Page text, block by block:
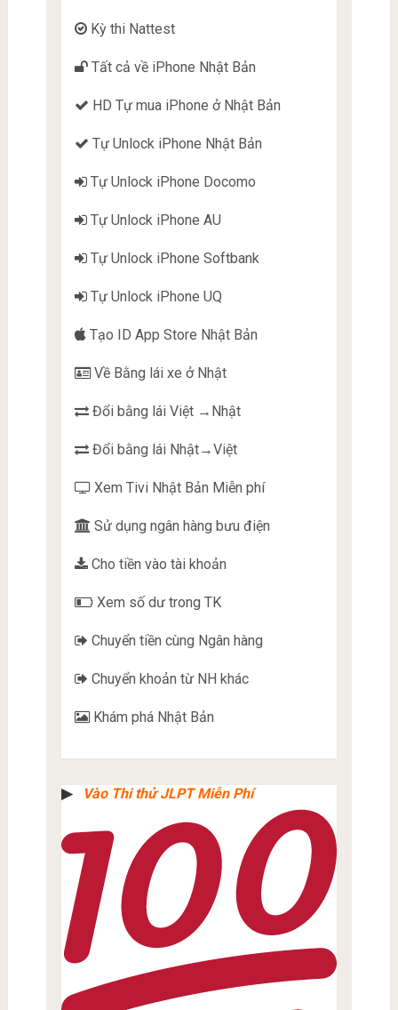
Kỳ thi Nattest
Tất cả về iPhone Nhật Bản
HD Tự mua iPhone ở Nhật Bản
Tự Unlock iPhone Nhật Bản
Tự Unlock iPhone Docomo
Tự Unlock iPhone AU
Tự Unlock iPhone Softbank
Tự Unlock iPhone UQ
Tạo ID App Store Nhật Bản
Về Bằng lái xe ở Nhật
Đổi bằng lái Việt →Nhật
Đổi bằng lái Nhật→Việt
Xem Tivi Nhật Bản Miễn phí
Sử dụng ngân hàng bưu điện
Cho tiền vào tài khoản
Xem số dư trong TK
Chuyển tiền cùng Ngân hàng
Chuyển khoản từ NH khác
Khám phá Nhật Bản
▶︎ Vào Thi thử JLPT Miễn Phí